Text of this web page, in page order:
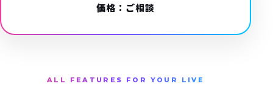
価格：ご相談
ALL FEATURES FOR YOUR LIVE